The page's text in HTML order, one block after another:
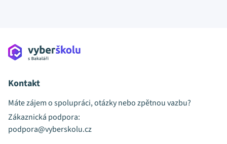
Kontakt
Máte zájem o spolupráci, otázky nebo zpětnou vazbu?
Zákaznická podpora:
podpora@vyberskolu.cz